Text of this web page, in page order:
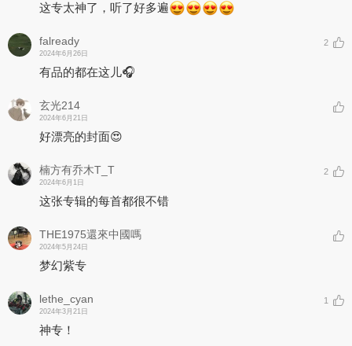
这专太神了，听了好多遍
falready
2024年6月26日
2
有品的都在这儿🎧
玄光214
2024年6月21日
好漂亮的封面😍
楠方有乔木T_T
2024年6月1日
2
这张专辑的每首都很不错
THE1975還來中國嗎
2024年5月24日
梦幻紫专
lethe_cyan
2024年3月21日
1
神专！